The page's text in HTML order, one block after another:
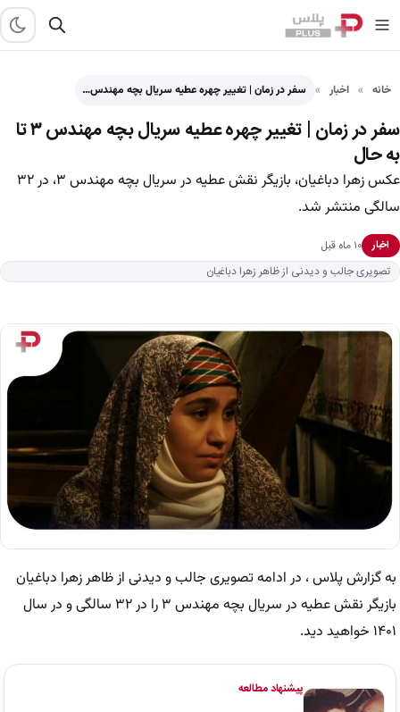
خانه اخبار سفر در زمان | تغییر چهره عطیه سریال بچه مهندس…
سفر در زمان | تغییر چهره عطیه سریال بچه مهندس ۳ تا
به حال
عکس زهرا دباغیان، بازیگر نقش عطیه در سریال بچه مهندس ۳، در ۳۲
سالگی منتشر شد.
اخبار
۱۰ ماه قبل
تصویری جالب و دیدنی از ظاهر زهرا دباغیان
به گزارش پلاس ، در ادامه تصویری جالب و دیدنی از ظاهر زهرا دباغیان
بازیگر نقش عطیه در سریال بچه مهندس ۳ را در ۳۲ سالگی و در سال
۱۴۰۱ خواهید دید.
پیشنهاد مطالعه